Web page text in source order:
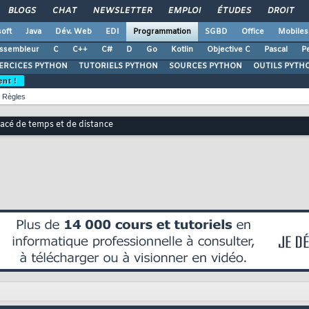
BLOGS CHAT NEWSLETTER EMPLOI ÉTUDES DROIT
Java Dév. Web EDI Programmation SGBD Office
Mobiles
C C++ C# D Go Kotlin Objective C Pascal
PYTHON
TUTORIELS PYTHON SOURCES PYTHON OUTILS
!
Règles
de temps et de distance